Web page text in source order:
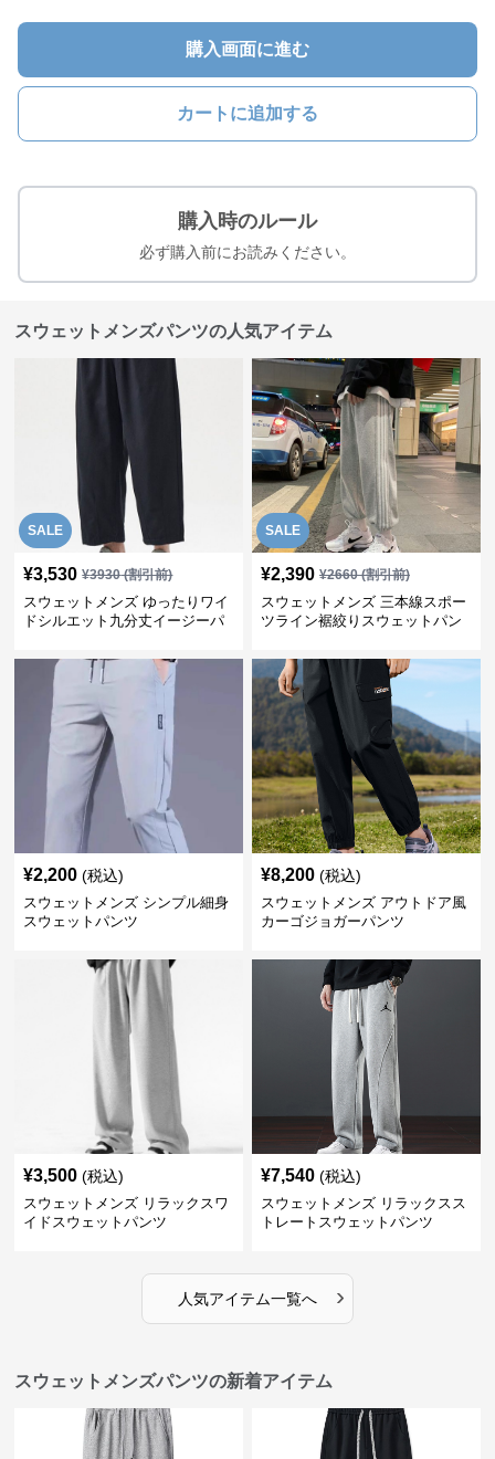
購入画面に進む
カートに追加する
購入時のルール
必ず購入前にお読みください。
スウェットメンズパンツの人気アイテム
SALE
¥3,530 ¥3930(割引前)
スウェットメンズ ゆったりワイ
ドシルエット九分丈イージーパ
SALE
¥2,390 ¥2660(割引前)
スウェットメンズ 三本線スポー
ツライン裾絞りスウェットパン
¥2,200 (税込)
スウェットメンズ シンプル細身
スウェットパンツ
¥8,200 (税込)
スウェットメンズ アウトドア風
カーゴジョガーパンツ
¥3,500 (税込)
スウェットメンズ リラックスワ
イドスウェットパンツ
¥7,540 (税込)
スウェットメンズ リラックスス
トレートスウェットパンツ
人気アイテム一覧へ ›
スウェットメンズパンツの新着アイテム